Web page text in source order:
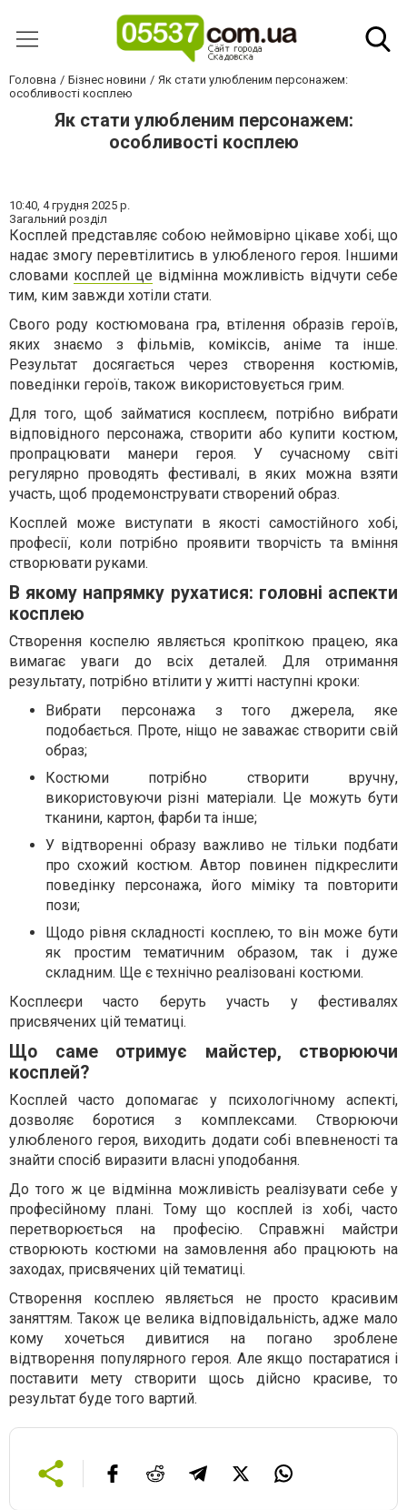
Головна Бізнес новини
Як стати улюбленим персонажем:
особливості косплею
Як стати улюбленим персонажем:
особливості косплею
10:40, 4 грудня 2025 р.
Загальний розділ
Косплей представляє собою неймовірно цікаве хобі, що
надає змогу перевтілитись в улюбленого героя. Іншими
словами косплей це відмінна можливість відчути себе
тим, ким завжди хотіли стати.
Свого роду костюмована гра, втілення образів героїв,
яких знаємо з фільмів, коміксів, аніме та інше.
Результат досягається через створення костюмів,
поведінки героїв, також використовується грим.
Для того, щоб займатися косплеєм, потрібно вибрати
відповідного персонажа, створити або купити костюм,
пропрацювати манери героя. У сучасному світі
регулярно проводять фестивалі, в яких можна взяти
участь, щоб продемонструвати створений образ.
Косплей може виступати в якості самостійного хобі,
професії, коли потрібно проявити творчість та вміння
створювати руками.
В якому напрямку рухатися: головні аспекти
косплею
Створення коспелю являється кропіткою працею, яка
вимагає уваги до всіх деталей. Для отримання
результату, потрібно втілити у житті наступні кроки:
Вибрати персонажа з того джерела, яке
подобається. Проте, ніщо не заважає створити свій
образ;
Костюми потрібно створити вручну,
використовуючи різні матеріали. Це можуть бути
тканини, картон, фарби та інше;
У відтворенні образу важливо не тільки подбати
про схожий костюм. Автор повинен підкреслити
поведінку персонажа, його міміку та повторити
пози;
Щодо рівня складності косплею, то він може бути
як простим тематичним образом, так і дуже
складним. Ще є технічно реалізовані костюми.
Косплеєри часто беруть участь у фестивалях
присвячених цій тематиці.
Що саме отримує майстер, створюючи
косплей?
Косплей часто допомагає у психологічному аспекті,
дозволяє боротися з комплексами. Створюючи
улюбленого героя, виходить додати собі впевненості та
знайти спосіб виразити власні уподобання.
До того ж це відмінна можливість реалізувати себе у
професійному плані. Тому що косплей із хобі, часто
перетворюється на професію. Справжні майстри
створюють костюми на замовлення або працюють на
заходах, присвячених цій тематиці.
Створення косплею являється не просто красивим
заняттям. Також це велика відповідальність, адже мало
кому хочеться дивитися на погано зроблене
відтворення популярного героя. Але якщо постаратися і
поставити мету створити щось дійсно красиве, то
результат буде того вартий.